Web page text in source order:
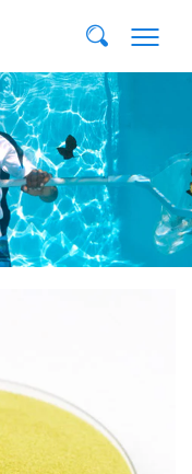
+86-532-85807910